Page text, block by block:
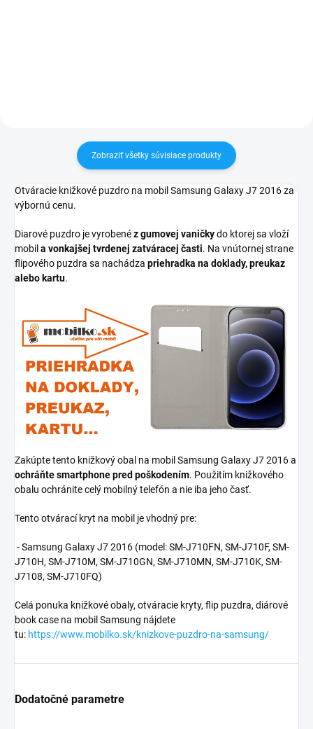
Zobraziť všetky súvisiace produkty
Otváracie knižkové puzdro na mobil Samsung Galaxy J7 2016 za
výbornú cenu.
Diarové puzdro je vyrobenéz gumovej vaničkydo ktorej sa vloží
mobil a vonkajšej tvrdenej zatváracej časti. Na vnútornej strane
flipového puzdra sa nachádza priehradka na doklady, preukaz
alebo kartu.
Zakúpte tento knižkový obal na mobil Samsung Galaxy J7 2016 a
ochráňte smartphone pred poškodením. Použitím knižkového
obalu ochránite celý mobilný telefón a nie iba jeho časť.
Tento otvárací kryt na mobil je vhodný pre:
- Samsung Galaxy J7 2016 (model:SM-J710FN, SM-J710F, SM-
J710H, SM-J710M, SM-J710GN, SM-J710MN, SM-J710K, SM-
J7108, SM-J710FQ)
Celá ponuka knižkové obaly, otváracie kryty, flip puzdra, diárové
book case na mobil Samsung nájdete
tu: https://www.mobilko.sk/knizkove-puzdro-na-samsung/
Dodatočné parametre